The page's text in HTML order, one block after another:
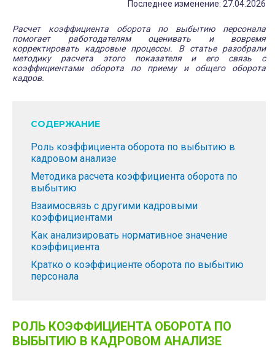
Последнее изменение: 27.04.2026
Расчет коэффициента оборота по выбытию персонала
помогает работодателям оценивать и вовремя
корректировать кадровые процессы. В статье разобрали
методику расчета этого показателя и его связь с
коэффициентами оборота по приему и общего оборота
кадров.
СОДЕРЖАНИЕ
Роль коэффициента оборота по выбытию в
кадровом анализе
Методика расчета коэффициента оборота по
выбытию
Взаимосвязь с другими кадровыми
коэффициентами
Как анализировать нормативное значение
коэффициента
Кратко о коэффициенте оборота по выбытию
персонала
РОЛЬ КОЭФФИЦИЕНТА ОБОРОТА ПО
ВЫБЫТИЮ В КАДРОВОМ АНАЛИЗЕ